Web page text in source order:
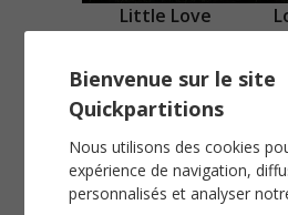
Little Love
Voir
Bienvenue sur le site
Quickpartitions
Nous utilisons des cookies
expérience de navigation,
personnalisés et analyser